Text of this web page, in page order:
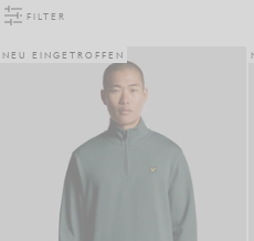
FILTER
NEU EINGETROFFEN